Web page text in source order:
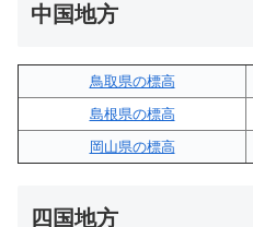
中国地方
鳥取県の標高
島根県の標高
岡山県の標高
四国地方